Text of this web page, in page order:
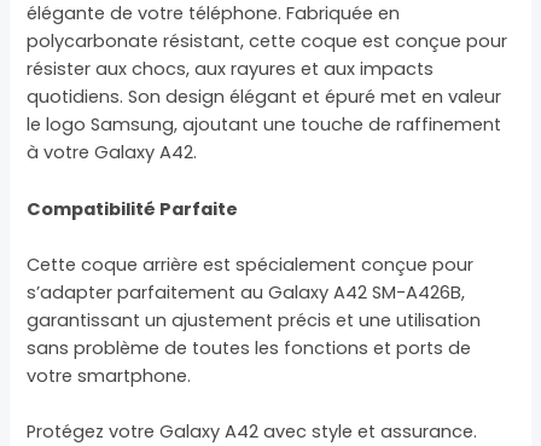
élégante de votre téléphone. Fabriquée en
polycarbonate résistant, cette coque est conçue pour
résister aux chocs, aux rayures et aux impacts
quotidiens. Son design élégant et épuré met en valeur
le logo Samsung, ajoutant une touche de raffinement
à votre Galaxy A42.
Compatibilité Parfaite
Cette coque arrière est spécialement conçue pour
s’adapter parfaitement au Galaxy A42 SM-A426B,
garantissant un ajustement précis et une utilisation
sans problème de toutes les fonctions et ports de
votre smartphone.
Protégez votre Galaxy A42 avec style et assurance.